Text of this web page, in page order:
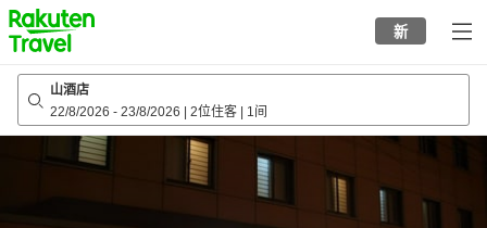
to
top
page
新
山酒店
22/8/2026 - 23/8/2026 2位住客 1间